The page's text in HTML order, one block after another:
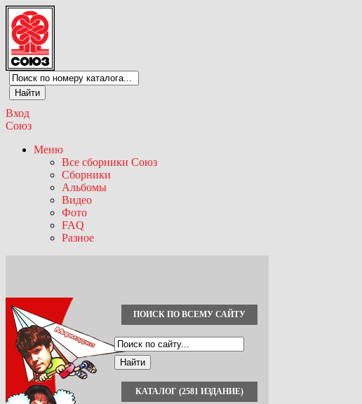
Вход
Союз
Меню
Все сборники Союз
Сборники
Альбомы
Видео
Фото
FAQ
Разное
ПОИСК ПО ВСЕМУ САЙТУ
КАТАЛОГ (2581 ИЗДАНИЕ)